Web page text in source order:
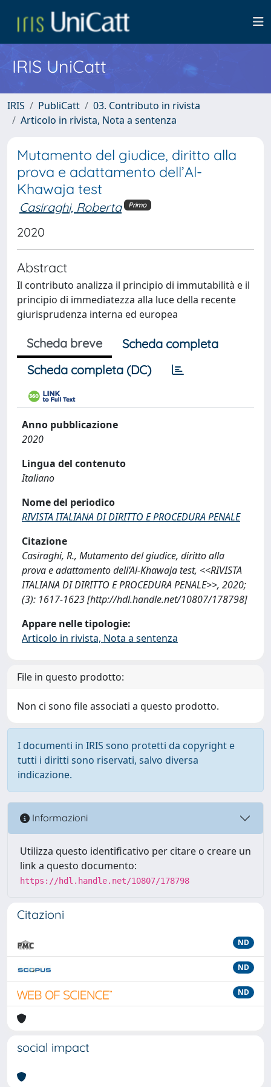
IRIS UniCatt
IRIS PubliCatt
03. Contributo in rivista
Articolo in rivista, Nota a sentenza
Mutamento del giudice, diritto alla
prova e adattamento dell’Al-
Khawaja test
Casiraghi, Roberta Primo
2020
Abstract
Il contributo analizza il principio di immutabilità e il
principio di immediatezza alla luce della recente
giurisprudenza interna ed europea
Scheda breve
Scheda completa
Scheda completa (DC)
Anno pubblicazione
2020
Lingua del contenuto
Italiano
Nome del periodico
RIVISTA ITALIANA DI DIRITTO E PROCEDURA PENALE
Citazione
Casiraghi, R., Mutamento del giudice, diritto alla
prova e adattamento dell’Al-Khawaja test, <<RIVISTA
ITALIANA DI DIRITTO E PROCEDURA PENALE>>, 2020;
(3): 1617-1623 [http://hdl.handle.net/10807/178798]
Appare nelle tipologie:
Articolo in rivista, Nota a sentenza
File in questo prodotto:
Non ci sono file associati a questo prodotto.
I documenti in IRIS sono protetti da copyright e
tutti i diritti sono riservati, salvo diversa
indicazione.
Informazioni
Utilizza questo identificativo per citare o creare un
link a questo documento:
https://hdl.handle.net/10807/178798
Citazioni
ND
ND
ND
social impact